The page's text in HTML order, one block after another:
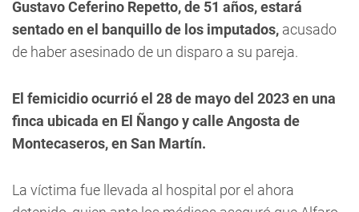
Gustavo Ceferino Repetto, de 51 años, estará
sentado en el banquillo de los imputados, acusado
de haber asesinado de un disparo a su pareja.
El femicidio ocurrió el 28 de mayo del 2023 en una
finca ubicada en El Ñango y calle Angosta de
Montecaseros, en San Martín.
La víctima fue llevada al hospital por el ahora